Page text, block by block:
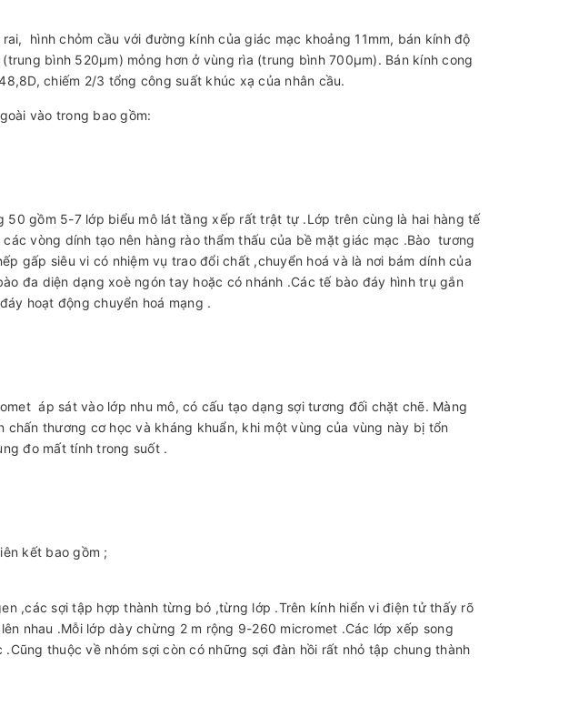
hình chỏm cầu với đường kính của giác mạc khoảng 11mm, bán kính độ
bình 520µm) mỏng hơn ở vùng rìa (trung bình 700µm). Bán kính cong
chiếm 2/3 tổng công suất khúc xạ của nhân cầu.
vào trong bao gồm:
50 gồm 5-7 lớp biểu mô lát tầng xếp rất trật tự .Lớp trên cùng là hai hàng tế
vòng dính tạo nên hàng rào thẩm thấu của bề mặt giác mạc .Bào tương
gấp siêu vi có nhiệm vụ trao đổi chất ,chuyển hoá và là nơi bám dính của
đa diện dạng xoè ngón tay hoặc có nhánh .Các tế bào đáy hình trụ gắn
hoạt động chuyển hoá mạng .
áp sát vào lớp nhu mô, có cấu tạo dạng sợi tương đối chặt chẽ. Màng
chấn thương cơ học và kháng khuẩn, khi một vùng của vùng này bị tổn
đo mất tính trong suốt .
kết bao gồm ;
,các sợi tập hợp thành từng bó ,từng lớp .Trên kính hiển vi điện tử thấy rõ
nhau .Mỗi lớp dày chừng 2 m rộng 9-260 micromet .Các lớp xếp song
thuộc về nhóm sợi còn có những sợi đàn hồi rất nhỏ tập chung thành